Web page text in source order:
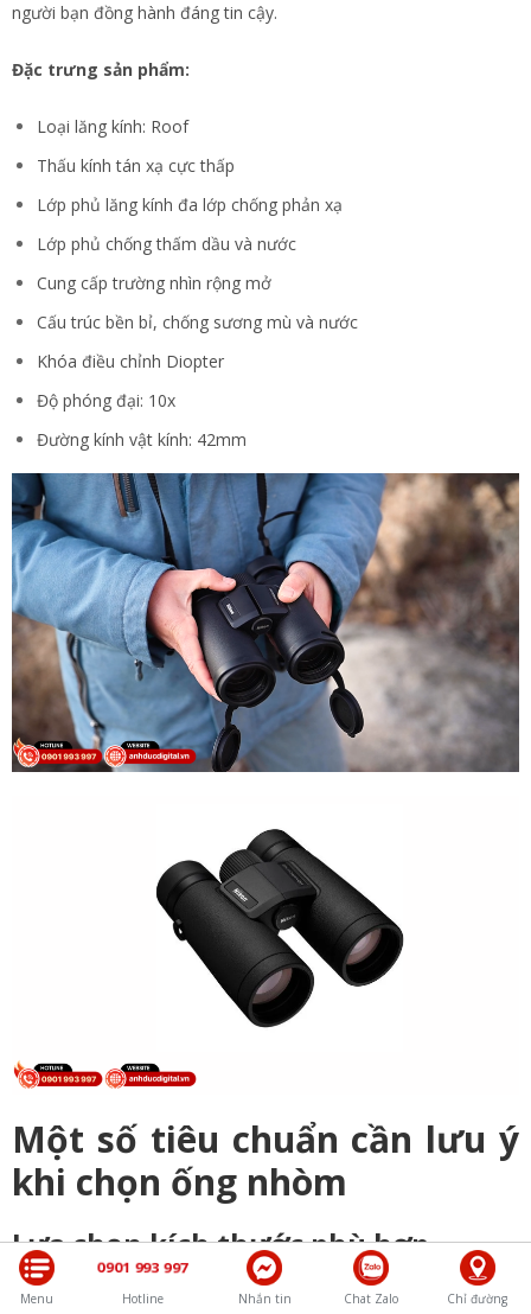
người bạn đồng hành đáng tin cậy.
Đặc trưng sản phẩm:
Loại lăng kính: Roof
Thấu kính tán xạ cực thấp
Lớp phủ lăng kính đa lớp chống phản xạ
Lớp phủ chống thấm dầu và nước
Cung cấp trường nhìn rộng mở
Cấu trúc bền bỉ, chống sương mù và nước
Khóa điều chỉnh Diopter
Độ phóng đại: 10x
Đường kính vật kính: 42mm
Một số tiêu chuẩn cần lưu ý
khi chọn ống nhòm
Lựa chọn kích thước phù hợp
Ống nhòm kích thước lớn (Full-Size như 8x42, 10x50) có khả
Menu
0901 993 997
Hotline Nhắn tin Chat Zalo Chỉ đường